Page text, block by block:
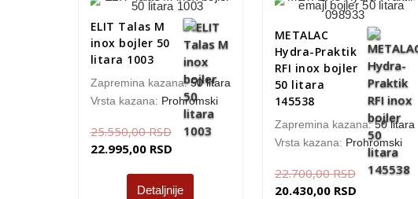
ELIT Talas M
inox bojler 50
litara 1003
Zapremina kazana:50 litara
Vrsta kazana: Prohromski
25.550,00RSD
22.995,00 RSD
Detaljnije
METALAC
Hydra-Praktik
RFI inox bojler
50 litara
145538
Zapremina kazana:50 litara
Vrsta kazana: Prohromski
22.700,00RSD
20.430,00 RSD